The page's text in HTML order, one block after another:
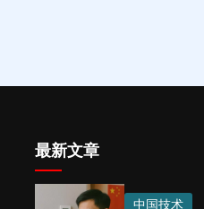
最新文章
中国技术